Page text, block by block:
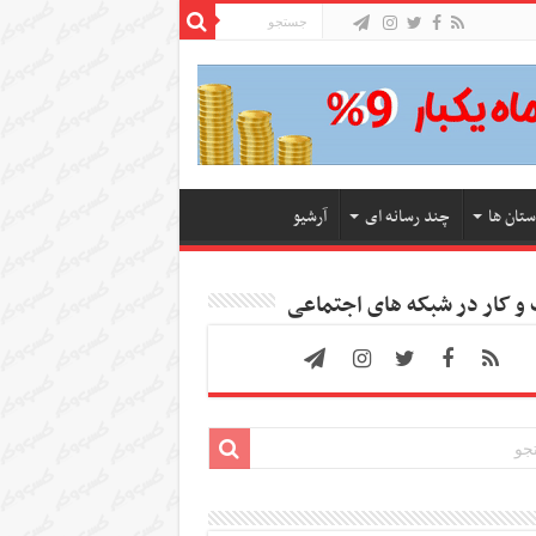
ها چند رسانه ای آرشیو
کار در شبکه های اجتماعی